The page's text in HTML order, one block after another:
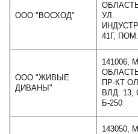
ООО "ВОСХОД"
УЛ.
41Г,
ООО "ЖИВЫЕ
ДИВАНЫ"
141006,
ПР-КТ
ВЛД. 13,
Б-250
143050,